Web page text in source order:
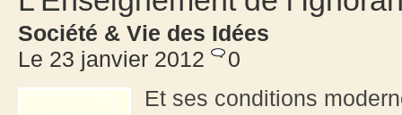
Société & Vie des Idées
Le 23 janvier 2012
0
Et ses conditions